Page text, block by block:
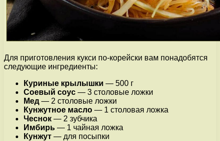
Для приготовления кукси по-корейски вам понадобятся
следующие ингредиенты:
Куриные крылышки — 500 г
Соевый соус — 3 столовые ложки
Мед — 2 столовые ложки
Кунжутное масло — 1 столовая ложка
Чеснок — 2 зубчика
Имбирь — 1 чайная ложка
Кунжут — для посыпки